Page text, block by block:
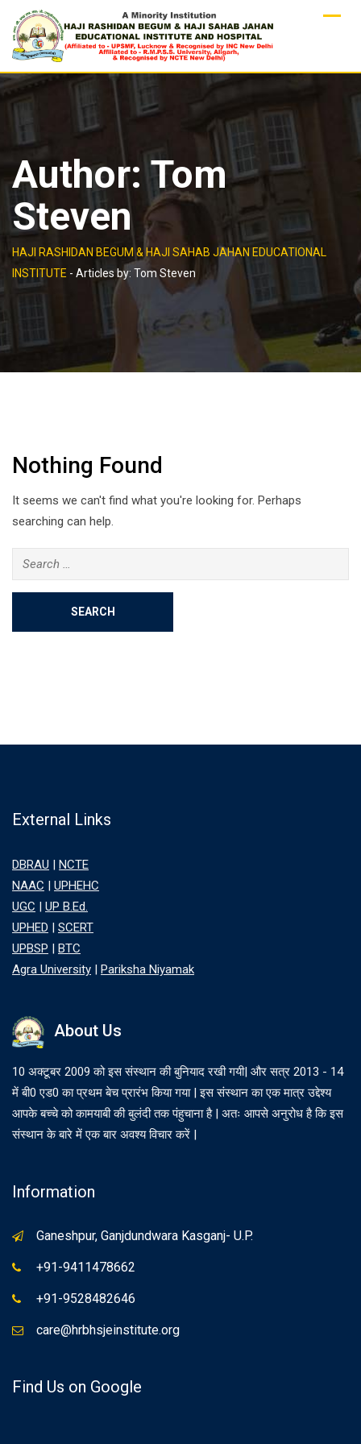
content
Author:Tom
Steven
HAJI RASHIDAN BEGUM & HAJI SAHAB JAHAN EDUCATIONAL
INSTITUTE - Articles by: Tom Steven
Nothing Found
It seems we can't find what you're looking for. Perhaps
searching can help.
Search
for:
External Links
DBRAU | NCTE
NAAC | UPHEHC
UGC | UP B.Ed.
UPHED | SCERT
UPBSP | BTC
Agra University | Pariksha Niyamak
About Us
10 अक्टूबर 2009 को इस संस्थान की बुनियाद रखी गयी| और सत्र 2013 - 14
में बी0 एड0 का प्रथम बेच प्रारंभ किया गया | इस संस्थान का एक मात्र उद्देश्य
आपके बच्चे को कामयाबी की बुलंदी तक पंहुचाना है | अतः आपसे अनुरोध है कि इस
संस्थान के बारे में एक बार अवश्य विचार करें |
Information
Ganeshpur, Ganjdundwara Kasganj- U.P.
+91-9411478662
+91-9528482646
care@hrbhsjeinstitute.org
Find Us on Google